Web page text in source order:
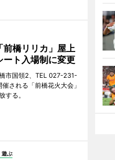
前橋リリカ」屋上
ト入場制に変更
市国領2、TEL 027-231-
される「前橋花火大会」
する。
遊ぶ